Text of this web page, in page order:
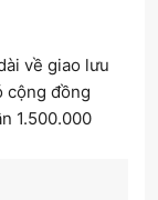
về giao lưu
cộng đồng
1.500.000